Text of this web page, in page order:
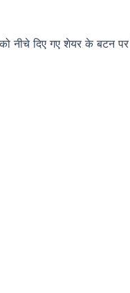
को नीचे दिए गए शेयर के बटन